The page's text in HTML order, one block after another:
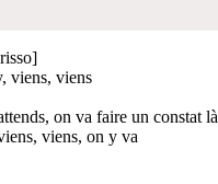
viens, viens
on va faire un constat là
viens, on y va